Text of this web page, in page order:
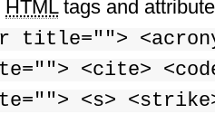
HTMLtags and
title="">
<cite>
<s>